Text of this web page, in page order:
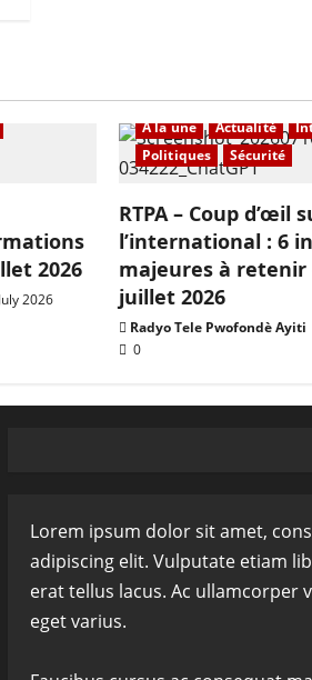
2026
2026
À la une Actualité
Politiques
Sécurité
RTPA – Coup d’œil
l’international : 6
majeures à retenir
juillet 2026
Radyo Tele Pwofondè Ayiti
0
Lorem ipsum dolor sit amet,
adipiscing elit. Vulputate etiam
erat tellus lacus. Ac ullamcorper
eget varius.